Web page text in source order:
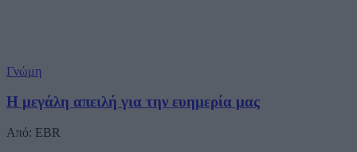
Γνώμη
Η μεγάλη απειλή για την ευημερία μας
Από: EBR